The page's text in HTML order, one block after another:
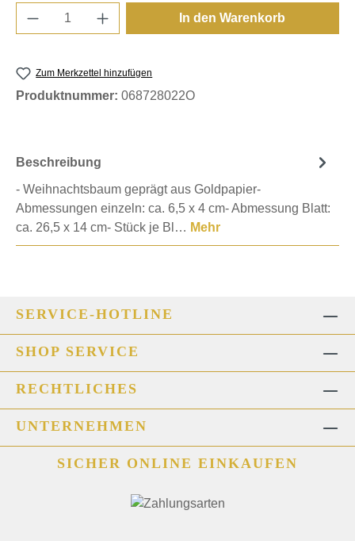
Produkt Anzahl: Gib den gewünschten
In den Warenkorb
Zum Merkzettel hinzufügen
Produktnummer: 068728022O
Beschreibung
- Weihnachtsbaum geprägt aus Goldpapier-
Abmessungen einzeln: ca. 6,5 x 4 cm- Abmessung Blatt:
ca. 26,5 x 14 cm- Stück je Bl… Mehr
SERVICE-HOTLINE
SHOP SERVICE
RECHTLICHES
UNTERNEHMEN
SICHER ONLINE EINKAUFEN